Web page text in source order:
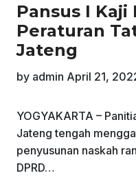
Pansus I Kaji
Peraturan
Jateng
by admin April 21,
YOGYAKARTA –
Jateng tengah
penyusunan naskah
DPRD…